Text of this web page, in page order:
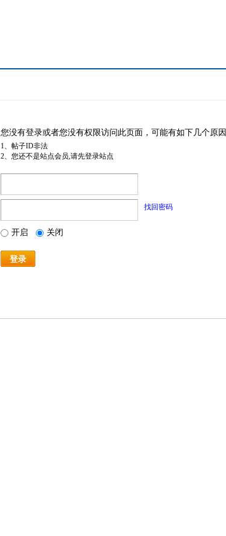
您没有登录或者您没有权限访问此页面，可能有如下几个原因
1、帖子ID非法
2、您还不是站点会员,请先登录站点
找回密码
开启 关闭
登录